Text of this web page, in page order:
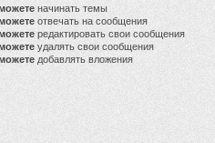
начинать темы
отвечать на сообщения
редактировать свои сообщения
удалять свои сообщения
добавлять вложения